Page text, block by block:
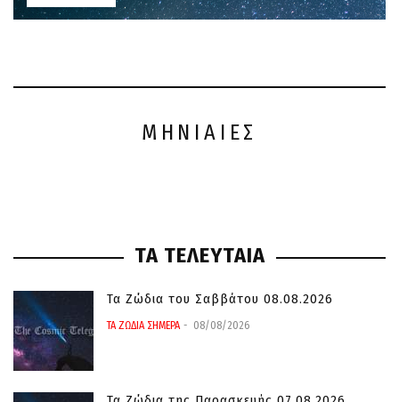
ΜΗΝΙΑΙΕΣ
ΤΑ ΤΕΛΕΥΤΑΙΑ
Τα Ζώδια του Σαββάτου 08.08.2026
ΤΑ ΖΩΔΙΑ ΣΗΜΕΡΑ 08/08/2026